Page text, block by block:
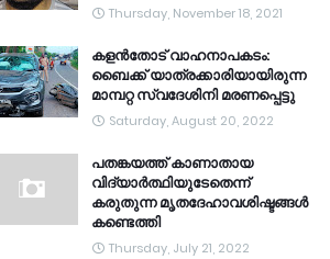
Thursday, November 18, 2021
കളൻതോട് വാഹനാപകടം:
ബൈക്ക് യാത്രക്കാരിയായിരുന്ന
മാമ്പറ്റ സ്വദേശിനി മരണപ്പെട്ടു
Saturday, August 20, 2022
പതങ്കയത്ത് കാണാതായ
വിദ്യാർത്ഥിയുടേതെന്ന്
കരുതുന്ന മൃതദേഹാവശിഷ്ടങ്ങൾ
കണ്ടെത്തി
Thursday, July 21, 2022